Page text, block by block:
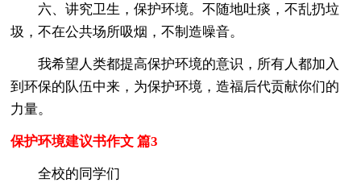
六、讲究卫生，保护环境。不随地吐痰，不乱扔垃
圾，不在公共场所吸烟，不制造噪音。
我希望人类都提高保护环境的意识，所有人都加入
到环保的队伍中来，为保护环境，造福后代贡献你们的
力量。
保护环境建议书作文 篇3
全校的同学们